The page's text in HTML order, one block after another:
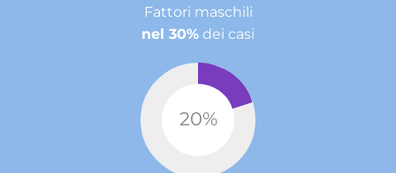
Fattori maschili
nel 30% dei casi
20%